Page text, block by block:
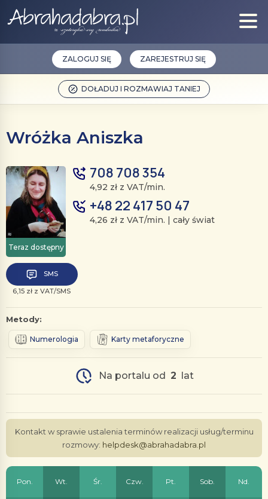
DOŁADUJ I ROZMAWIAJ TANIEJ
ZALOGUJ SIĘ ZAREJESTRUJ SIĘ
Wróżka Aniszka
Teraz dostępny
708 708 354
4,92 zł z VAT/min.
+48 22 417 50 47
4,26 zł z VAT/min. | cały świat
SMS
6,15 zł z VAT/SMS
Metody:
Numerologia Karty metaforyczne
Na portalu od 2 lat
Kontakt w sprawie ustalenia terminów realizacji usług/terminu
rozmowy: helpdesk@abrahadabra.pl
Pon. Wt. Śr. Czw. Pt. Sob. Nd.